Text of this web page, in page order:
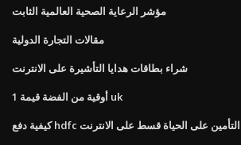
مؤشر الرعاية الصحية العالمية الثابت
مقالات التجارة الدولية
شراء بطاقات هدايا التأشيرة على الانترنت
1 أوقية من الفضة قيمة uk
كيفية دفع hdfc التأمين على الحياة قسط على الانترنت